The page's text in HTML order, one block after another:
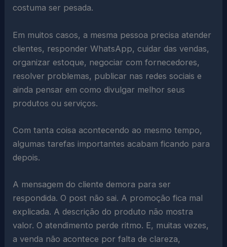
costuma ser pesada.
Em muitos casos, a mesma pessoa precisa atender
clientes, responder WhatsApp, cuidar das vendas,
organizar estoque, negociar com fornecedores,
resolver problemas, publicar nas redes sociais e
ainda pensar em como divulgar melhor seus
produtos ou serviços.
Com tanta coisa acontecendo ao mesmo tempo,
algumas tarefas importantes acabam ficando para
depois.
A mensagem do cliente demora para ser
respondida. O post não sai. A promoção fica mal
explicada. A descrição do produto não mostra
valor. O atendimento perde ritmo. E, muitas vezes,
a venda não acontece por falta de clareza,